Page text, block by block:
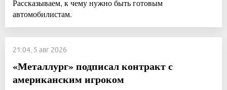
Рассказываем, к чему нужно быть готовым
автомобилистам.
21:04, 5 авг 2026
«Металлург» подписал контракт с
американским игроком